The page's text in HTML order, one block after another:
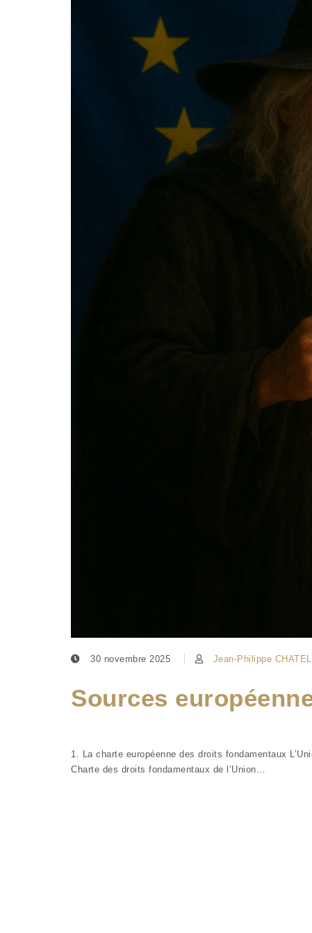
30 novembre 2025 Jean-Philippe
Sources
1. La charte européenne des droits fondamentaux
Charte des droits fondamentaux de l’Union…